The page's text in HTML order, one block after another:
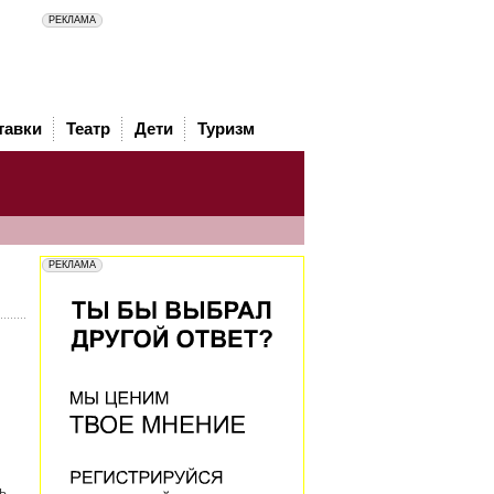
Театр Дети Туризм